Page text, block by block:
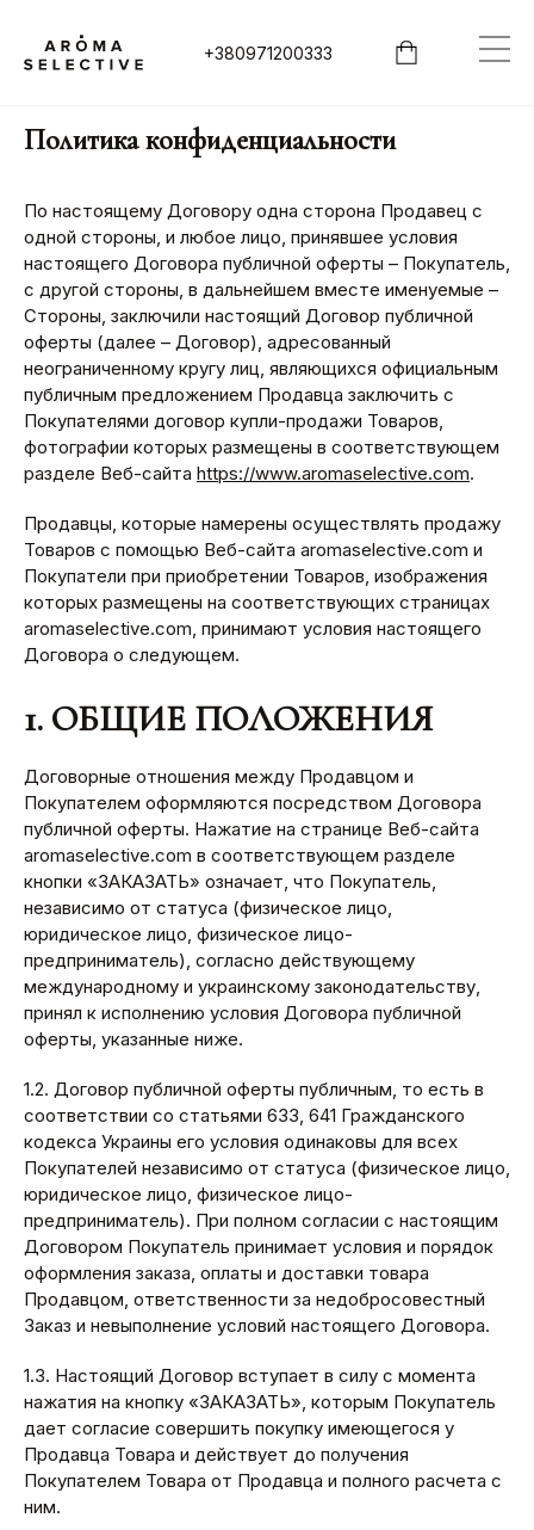
+380971200333
Политика конфиденциальности
По настоящему Договору одна сторона Продавец с
одной стороны, и любое лицо, принявшее условия
настоящего Договора публичной оферты – Покупатель,
с другой стороны, в дальнейшем вместе именуемые –
Стороны, заключили настоящий Договор публичной
оферты (далее – Договор), адресованный
неограниченному кругу лиц, являющихся официальным
публичным предложением Продавца заключить с
Покупателями договор купли-продажи Товаров,
фотографии которых размещены в соответствующем
разделе Веб-сайта https://www.aromaselective.com.
Продавцы, которые намерены осуществлять продажу
Товаров с помощью Веб-сайта aromaselective.com и
Покупатели при приобретении Товаров, изображения
которых размещены на соответствующих страницах
aromaselective.com, принимают условия настоящего
Договора о следующем.
1. ОБЩИЕ ПОЛОЖЕНИЯ
Договорные отношения между Продавцом и
Покупателем оформляются посредством Договора
публичной оферты. Нажатие на странице Веб-сайта
aromaselective.com в соответствующем разделе
кнопки «ЗАКАЗАТЬ» означает, что Покупатель,
независимо от статуса (физическое лицо,
юридическое лицо, физическое лицо-
предприниматель), согласно действующему
международному и украинскому законодательству,
принял к исполнению условия Договора публичной
оферты, указанные ниже.
1.2. Договор публичной оферты публичным, то есть в
соответствии со статьями 633, 641 Гражданского
кодекса Украины его условия одинаковы для всех
Покупателей независимо от статуса (физическое лицо,
юридическое лицо, физическое лицо-
предприниматель). При полном согласии с настоящим
Договором Покупатель принимает условия и порядок
оформления заказа, оплаты и доставки товара
Продавцом, ответственности за недобросовестный
Заказ и невыполнение условий настоящего Договора.
1.3. Настоящий Договор вступает в силу с момента
нажатия на кнопку «ЗАКАЗАТЬ», которым Покупатель
дает согласие совершить покупку имеющегося у
Продавца Товара и действует до получения
Покупателем Товара от Продавца и полного расчета с
ним.